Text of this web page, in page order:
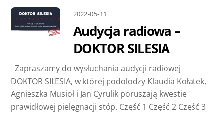
2022-05-11
Audycja radiowa –
DOKTOR SILESIA
Zapraszamy do wysłuchania audycji radiowej
DOKTOR SILESIA, w której podolodzy Klaudia Kołatek,
Agnieszka Musioł i Jan Cyrulik poruszają kwestie
prawidłowej pielęgnacji stóp. Część 1 Część 2 Część 3